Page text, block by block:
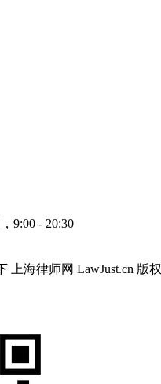
9:00 - 20:30
上海律师网 LawJust.cn 版权